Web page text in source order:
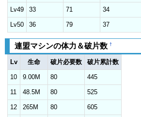
Lv49 33 71 34
Lv50 36 79 37
連盟マシンの体力＆破片数 †
Lv 生命 破片必要数 破片累計数
10 9.00M 80 445
11 48.5M 80 525
12 265M 80 605